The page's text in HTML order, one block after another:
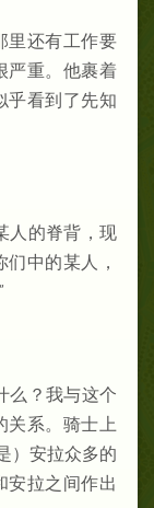
里还有工作要
严重。他裹着
乎看到了先知
人的脊背，现
中的某人，
么？我与这个
关系。骑士上
）安拉众多的
安拉之间作出